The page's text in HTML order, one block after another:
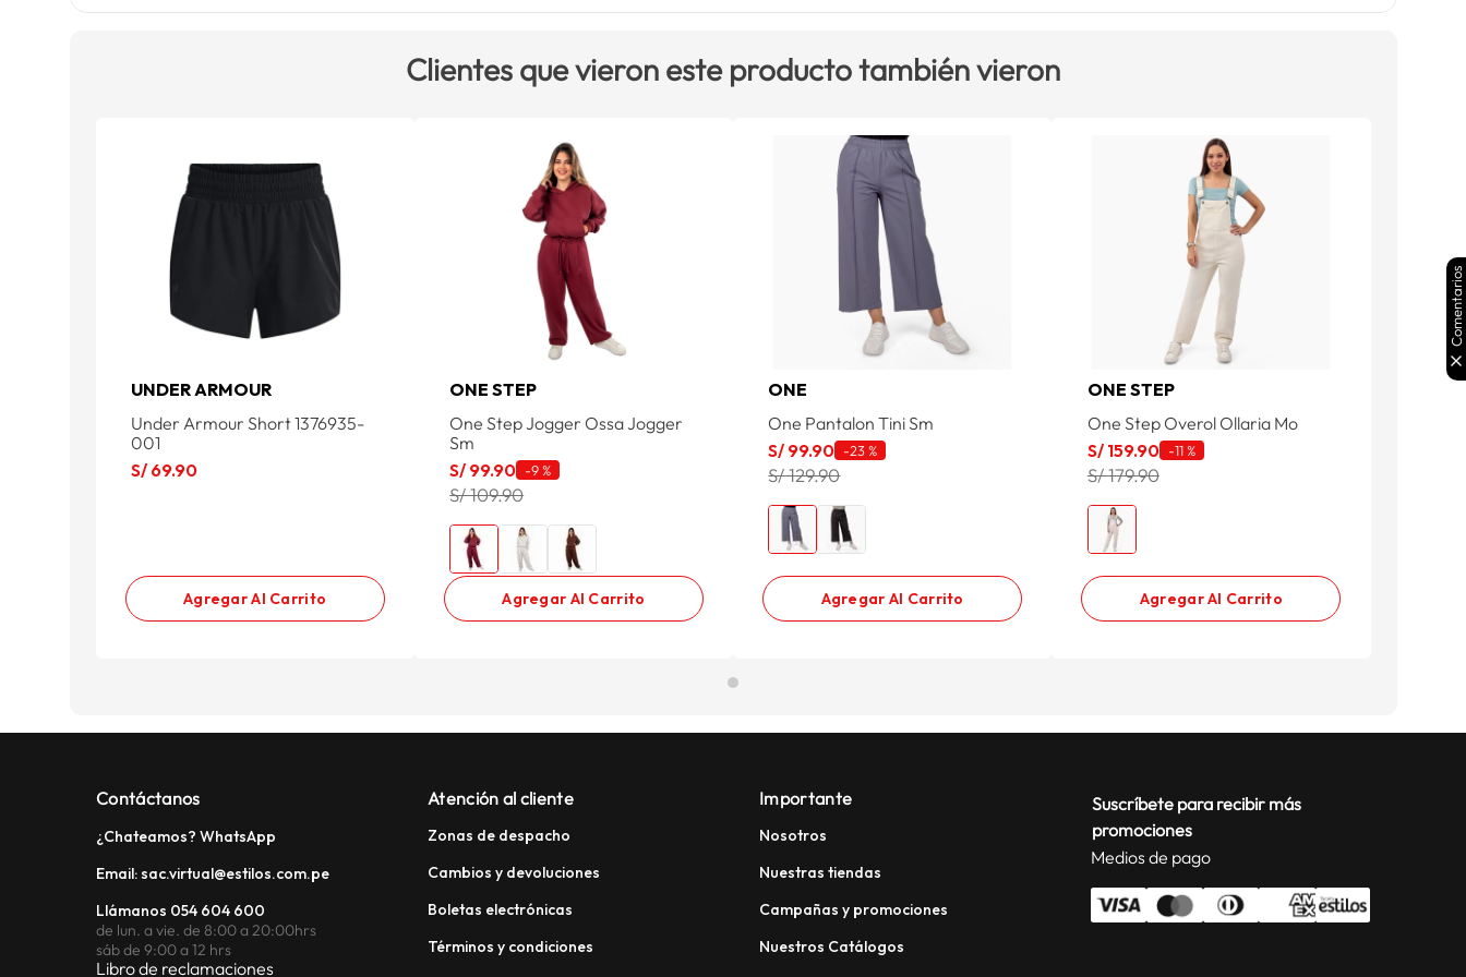
Clientes que vieron este producto también vieron
UNDER ARMOUR
Under Armour Short 1376935-
001
S/ 69.90
Agregar Al Carrito
ONE STEP
One Step Jogger Ossa Jogger
Sm
S/ 99.90 -9 %
S/ 109.90
Agregar Al Carrito
ONE
One Pantalon Tini Sm
S/ 99.90 -23 %
S/ 129.90
Agregar Al Carrito
ONE STEP
One Step Overol Ollaria Mo
S/ 159.90 -11 %
S/ 179.90
Agregar Al Carrito
Contáctanos
¿Chateamos? WhatsApp
Email: sac.virtual@estilos.com.pe
Llámanos 054 604 600
de lun. a vie. de 8:00 a 20:00hrs
sáb de 9:00 a 12 hrs
Libro de reclamaciones
Atención al cliente
Zonas de despacho
Cambios y devoluciones
Boletas electrónicas
Términos y condiciones
Importante
Nosotros
Nuestras tiendas
Campañas y promociones
Nuestros Catálogos
Suscríbete para recibir más
promociones
Medios de pago
Comentarios